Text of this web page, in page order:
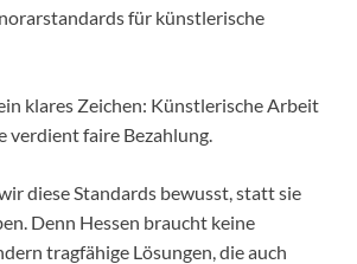
für künstlerische
klares Zeichen: Künstlerische Arbeit
verdient faire Bezahlung.
diese Standards bewusst, statt sie
Denn Hessen braucht keine
tragfähige Lösungen, die auch